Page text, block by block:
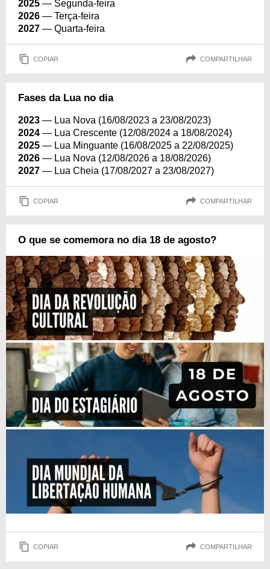
2025 — Segunda-feira
2026 — Terça-feira
2027 — Quarta-feira
COPIAR COMPARTILHAR
Fases da Lua no dia
2023 — Lua Nova (16/08/2023 a 23/08/2023)
2024 — Lua Crescente (12/08/2024 a 18/08/2024)
2025 — Lua Minguante (16/08/2025 a 22/08/2025)
2026 — Lua Nova (12/08/2026 a 18/08/2026)
2027 — Lua Cheia (17/08/2027 a 23/08/2027)
COPIAR COMPARTILHAR
O que se comemora no dia 18 de agosto?
COPIAR COMPARTILHAR